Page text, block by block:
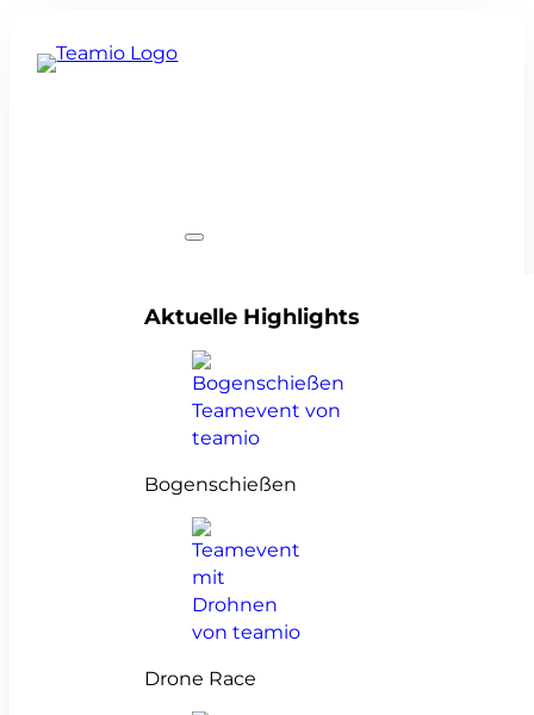
Aktuelle Highlights
Bogenschießen
Drone Race